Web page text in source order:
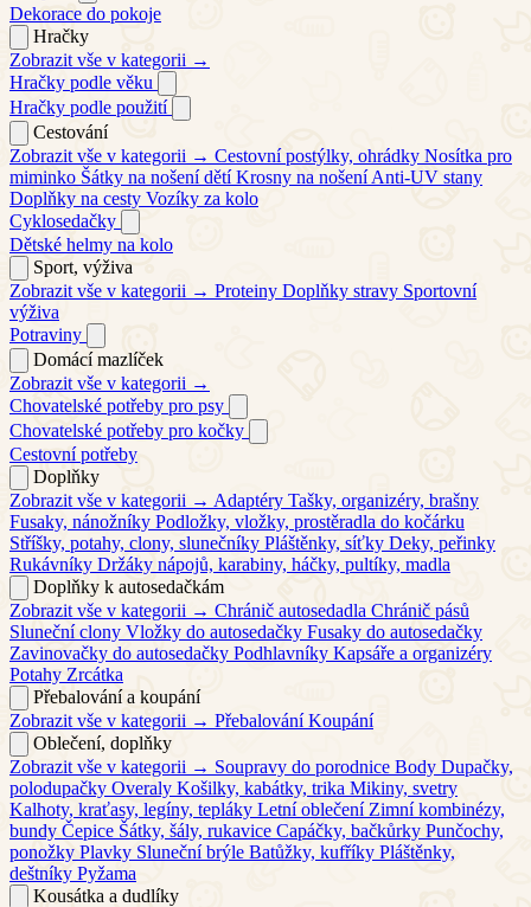
Dekorace do pokoje
Hračky
Zobrazit vše v kategorii →
Hračky podle věku
Hračky podle použití
Cestování
Zobrazit vše v kategorii → Cestovní postýlky, ohrádky Nosítka pro
miminko Šátky na nošení dětí Krosny na nošení Anti-UV stany
Doplňky na cesty Vozíky za kolo
Cyklosedačky
Dětské helmy na kolo
Sport, výživa
Zobrazit vše v kategorii → Proteiny Doplňky stravy Sportovní
výživa
Potraviny
Domácí mazlíček
Zobrazit vše v kategorii →
Chovatelské potřeby pro psy
Chovatelské potřeby pro kočky
Cestovní potřeby
Doplňky
Zobrazit vše v kategorii → Adaptéry Tašky, organizéry, brašny
Fusaky, nánožníky Podložky, vložky, prostěradla do kočárku
Stříšky, potahy, clony, slunečníky Pláštěnky, síťky Deky, peřinky
Rukávníky Držáky nápojů, karabiny, háčky, pultíky, madla
Doplňky k autosedačkám
Zobrazit vše v kategorii → Chránič autosedadla Chránič pásů
Sluneční clony Vložky do autosedačky Fusaky do autosedačky
Zavinovačky do autosedačky Podhlavníky Kapsáře a organizéry
Potahy Zrcátka
Přebalování a koupání
Zobrazit vše v kategorii → Přebalování Koupání
Oblečení, doplňky
Zobrazit vše v kategorii → Soupravy do porodnice Body Dupačky,
polodupačky Overaly Košilky, kabátky, trika Mikiny, svetry
Kalhoty, kraťasy, legíny, tepláky Letní oblečení Zimní kombinézy,
bundy Čepice Šátky, šály, rukavice Capáčky, bačkůrky Punčochy,
ponožky Plavky Sluneční brýle Batůžky, kufříky Pláštěnky,
deštníky Pyžama
Kousátka a dudlíky